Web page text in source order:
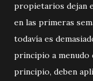
propietarios dejan
en las primeras
todavía es
principio a menudo
principio, deben